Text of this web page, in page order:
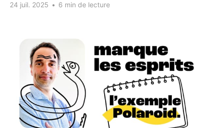
24 juil. 2025 • 6 min de lecture